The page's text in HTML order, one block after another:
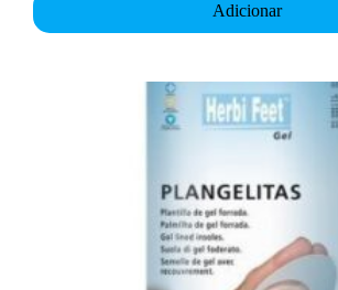
Adicionar